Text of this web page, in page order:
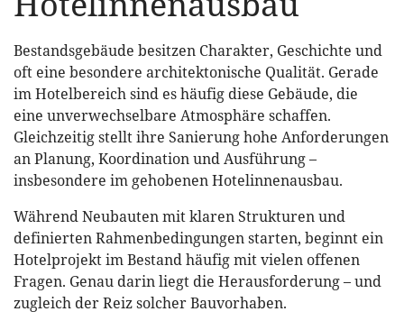
Bestandsgebäude besitzen Charakter, Geschichte und
oft eine besondere architektonische Qualität. Gerade
im Hotelbereich sind es häufig diese Gebäude, die
eine unverwechselbare Atmosphäre schaffen.
Gleichzeitig stellt ihre Sanierung hohe Anforderungen
an Planung, Koordination und Ausführung –
insbesondere im gehobenen Hotelinnenausbau.
Während Neubauten mit klaren Strukturen und
definierten Rahmenbedingungen starten, beginnt ein
Hotelprojekt im Bestand häufig mit vielen offenen
Fragen. Genau darin liegt die Herausforderung – und
zugleich der Reiz solcher Bauvorhaben.